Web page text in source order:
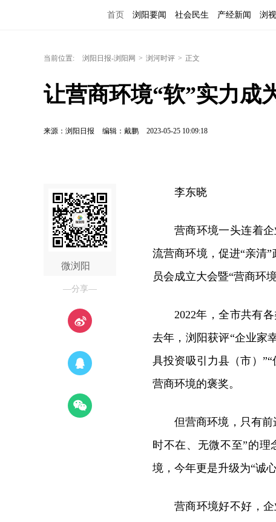
首页 浏阳要闻 社会民生 产经新闻 浏
当前位置: 浏阳日报-浏阳网 > 浏河时评 > 正文
让营商环境“软”实力成
来源：浏阳日报 编辑：戴鹏 2023-05-25 10:09:18
微浏阳
—分享—
李东晓
营商环境一头连着
流营商环境，促进“亲清
员会成立大会暨“营商环
2022年，全市共有
去年，浏阳获评“企业家
具投资吸引力县（市）
营商环境的褒奖。
但营商环境，只有
时不在、无微不至”的理
境，今年更是升级为“诚
营商环境好不好，